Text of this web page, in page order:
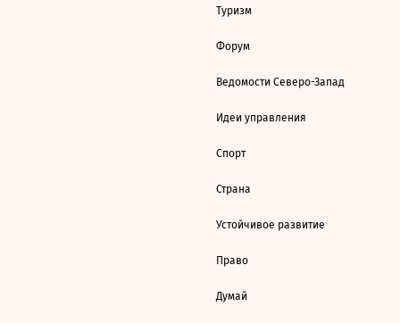
Туризм
Форум
Ведомости Северо-Запад
Идеи управления
Спорт
Страна
Устойчивое развитие
Право
Думай